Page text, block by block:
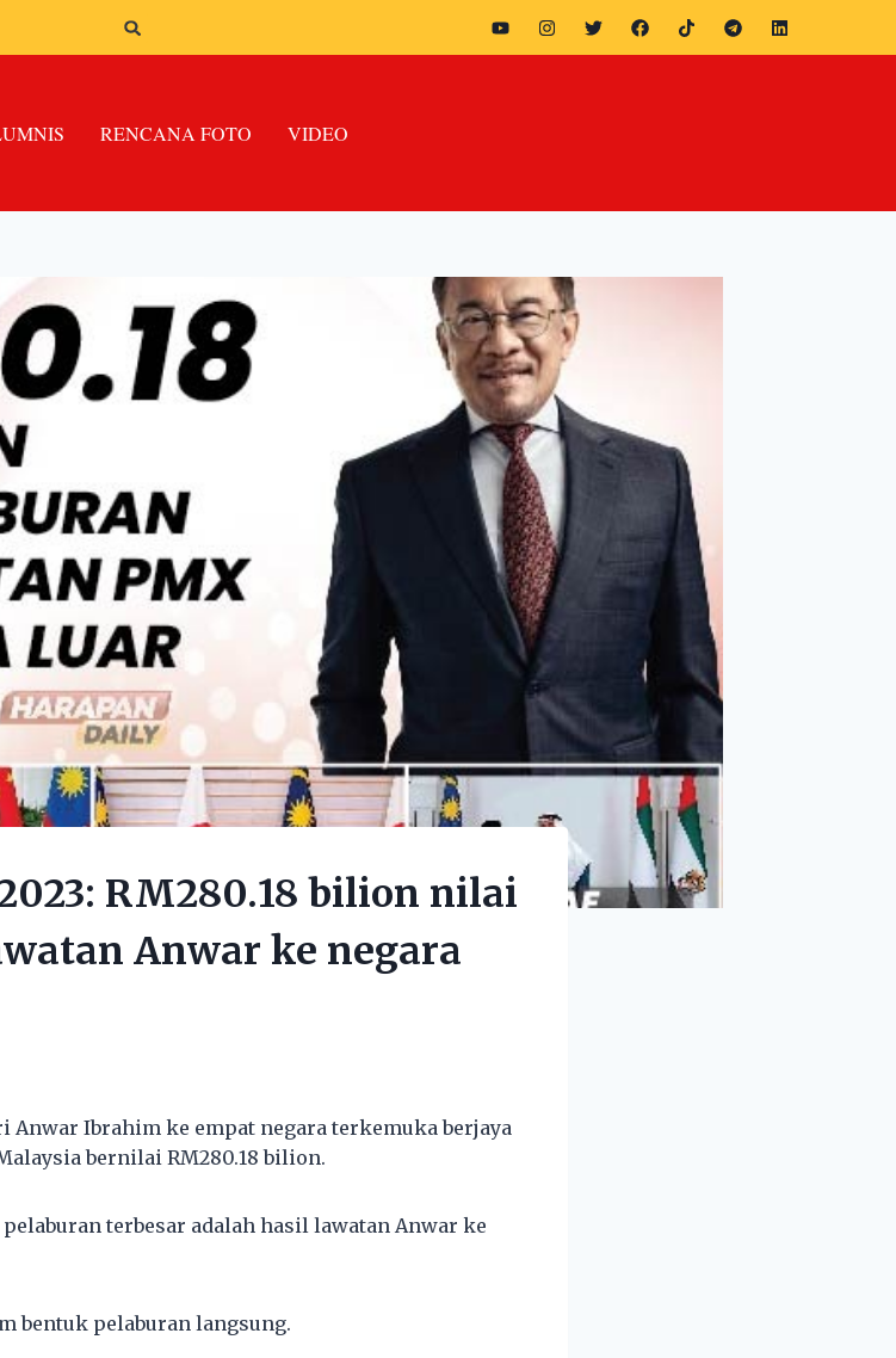
RENCANA FOTO VIDEO
RM280.18 bilion nilai
Anwar ke negara
Anwar Ibrahim ke empat negara terkemuka berjaya
bernilai RM280.18 bilion.
terbesar adalah hasil lawatan Anwar ke
bentuk pelaburan langsung.